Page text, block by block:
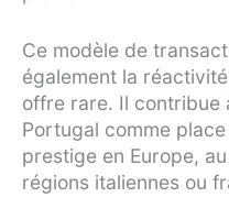
Ce modèle de
également la
offre rare. Il contribue
Portugal comme
prestige en Europe,
régions italiennes ou